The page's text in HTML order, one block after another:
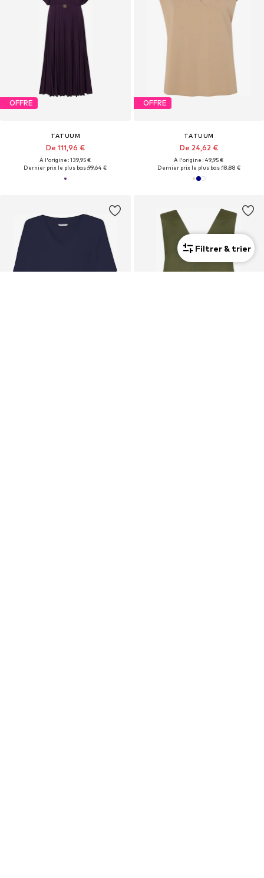
OFFRE
TATUUM
De 111,96 €
À l'origine : 139,95 €
Dernier prix le plus bas :99,64 €
OFFRE
TATUUM
De 24,62 €
À l'origine : 49,95 €
Dernier prix le plus bas :18,88 €
Filtrer & trier